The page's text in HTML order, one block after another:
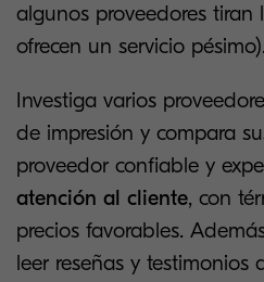
algunos proveedores tiran
ofrecen un servicio pésimo).
Investiga varios
de impresión y compara
proveedor confiable y
atención al cliente, con
precios favorables.
leer reseñas y testimonios